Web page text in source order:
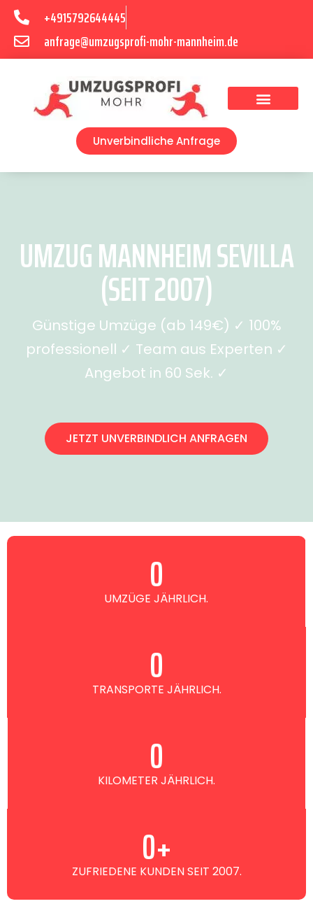
+4915792644445
anfrage@umzugsprofi-mohr-mannheim.de
Unverbindliche Anfrage
UMZUG MANNHEIM SEVILLA
(SEIT 2007)
Günstige Umzüge (ab 149€) ✓ 100%
professionell ✓ Team aus Experten ✓
Angebot in 60 Sek. ✓
JETZT UNVERBINDLICH ANFRAGEN
UMZÜGE JÄHRLICH.
0
TRANSPORTE JÄHRLICH.
0
KILOMETER JÄHRLICH.
0
ZUFRIEDENE KUNDEN SEIT 2007.
0+